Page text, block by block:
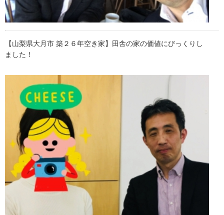
【山梨県大月市 築２６年空き家】田舎の家の価値にびっくりし
ました！